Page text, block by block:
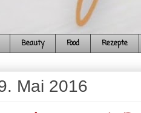
Beauty Food Rezepte
Mai 2016